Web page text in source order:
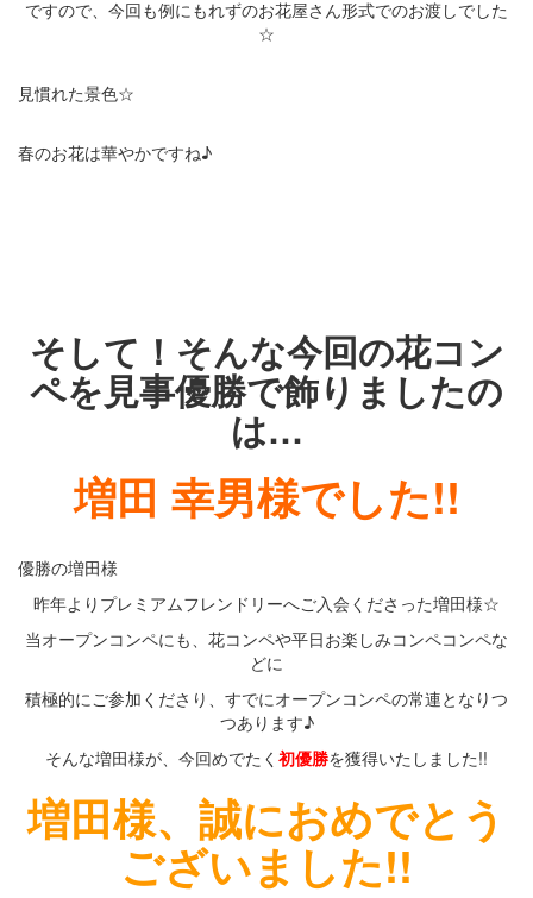
ですので、今回も例にもれずのお花屋さん形式でのお渡しでした
☆
見慣れた景色☆
春のお花は華やかですね♪
そして！そんな今回の花コン
ペを見事優勝で飾りましたの
は…
増田 幸男様でした!!
優勝の増田様
昨年よりプレミアムフレンドリーへご入会くださった増田様☆
当オープンコンペにも、花コンペや平日お楽しみコンペコンペな
どに
積極的にご参加くださり、すでにオープンコンペの常連となりつ
つあります♪
そんな増田様が、今回めでたく 初優勝を獲得いたしました!!
増田様、誠におめでとう
ございました!!